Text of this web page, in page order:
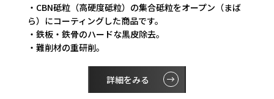
・CBN砥粒（高硬度砥粒）の集合砥粒をオープン（まば
ら）にコーティングした商品です。
・鉄板・鉄骨のハードな黒皮除去。
・難削材の重研削。
詳細をみる